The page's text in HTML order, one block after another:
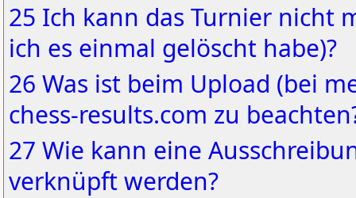
25 Ich kann das Turnier nicht
ich es einmal gelöscht habe)?
26 Was ist beim Upload (bei
chess-results.com zu
27 Wie kann eine
verknüpft werden?